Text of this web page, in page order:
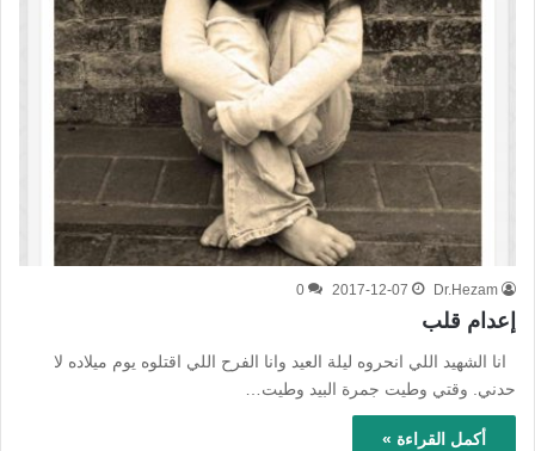
Dr.Hezam
2017-12-07
0
إعدام قلب
انا الشهيد اللي انحروه ليلة العيد وانا الفرح اللي اقتلوه يوم ميلاده لا
حدني. وقتي وطيت جمرة البيد وطيت…
أكمل القراءة »